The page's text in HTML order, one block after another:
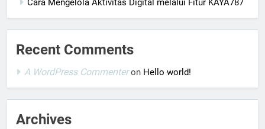
Cara Mengelola Aktivitas Digital melalui Fitur KAYA787
Recent Comments
A WordPress Commenteron Hello world!
Archives